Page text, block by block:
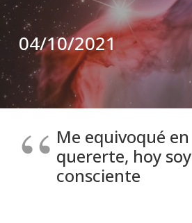
04/10/2021
Me equivoqué en
quererte, hoy soy
consciente